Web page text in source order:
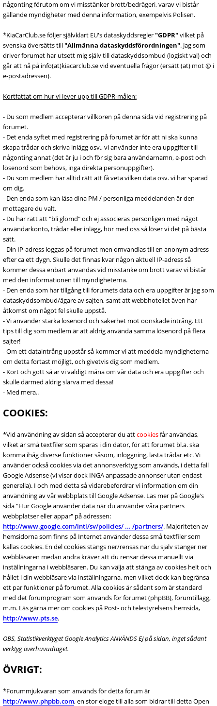
någonting förutom om vi misstänker brott/bedrägeri, varav vi bistår
gällande myndigheter med denna information, exempelvis Polisen.
*KiaCarClub.se följer självklart EU's dataskyddsregler"GDPR"vilket på
svenska översätts till"Allmänna dataskyddsförordningen". Jag som
driver forumet har utsett mig själv till dataskyddsombud (logiskt val) och
går att nå på info(at)kiacarclub.se vid eventuella frågor (ersätt (at) mot @ i
e-postadressen).
Kortfattat om hur vi lever upp till GDPR-målen:
- Du som medlem accepterar villkoren på denna sida vid registrering på
forumet.
- Det enda syftet med registrering på forumet är för att ni ska kunna
skapa trådar och skriva inlägg osv., vi använder inte era uppgifter till
någonting annat (det är ju i och för sig bara användarnamn, e-post och
lösenord som behövs, inga direkta personuppgifter).
- Du som medlem har alltid rätt att få veta vilken data osv. vi har sparad
om dig.
- Den enda som kan läsa dina PM / personliga meddelanden är den
mottagare du valt.
- Du har rätt att "bli glömd" och ej associeras personligen med något
användarkonto, trådar eller inlägg, hör med oss så löser vi det på bästa
sätt.
- Din IP-adress loggas på forumet men omvandlas till en anonym adress
efter ca ett dygn. Skulle det finnas kvar någon aktuell IP-adress så
kommer dessa enbart användas vid misstanke om brott varav vi bistår
med den informationen till myndigheterna.
- Den enda som har tillgång till forumets data och era uppgifter är jag som
dataskyddsombud/ägare av sajten, samt att webbhotellet även har
åtkomst om något fel skulle uppstå.
- Vi använder starka lösenord och säkerhet mot oönskade intrång. Ett
tips till dig som medlem är att aldrig använda samma lösenord på flera
sajter!
- Om ett dataintrång uppstår så kommer vi att meddela myndigheterna
om detta fortast möjligt, och givetvis dig som medlem.
- Kort och gott så är vi väldigt måna om vår data och era uppgifter och
skulle därmed aldrig slarva med dessa!
- Med mera..
COOKIES:
*Vid användning av sidan så accepterar du attcookiesfår användas,
vilket är små textfiler som sparas i din dator, för att forumet bl.a. ska
komma ihåg diverse funktioner såsom, inloggning, lästa trådar etc. Vi
använder också cookies via det annonsverktyg som används, i detta fall
Google Adsense (vi visar dock INGA anpassade annonser utan endast
generella). I och med detta så vidarebefordrar vi information om din
användning av vår webbplats till Google Adsense. Läs mer på Google's
sida "Hur Google använder data när du använder våra partners
webbplatser eller appar" på adressen:
http://www.google.com/intl/sv/policies/ ... /partners/. Majoriteten av
hemsidorna som finns på Internet använder dessa små textfiler som
kallas cookies. En del cookies stängs ner/rensas när du själv stänger ner
webbläsaren medan andra kräver att du rensar dessa manuellt via
inställningarna i webbläsaren. Du kan välja att stänga av cookies helt och
hållet i din webbläsare via inställningarna, men vilket dock kan begränsa
ett par funktioner på forumet. Alla cookies är sådant som är standard
med det forumprogram som används för forumet (phpBB), forumtillägg,
m.m. Läs gärna mer om cookies på Post- och telestyrelsens hemsida,
http://www.pts.se.
OBS, Statistikverktyget Google Analytics ANVÄNDS EJ på sidan, inget sådant
verktyg överhuvudtaget.
ÖVRIGT:
*Forummjukvaran som används för detta forum är
http://www.phpbb.com, en stor eloge till alla som bidrar till detta Open